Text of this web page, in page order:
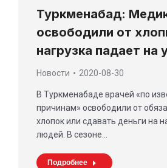
Туркменабад:
освободили от
нагрузка падает на
Новости 2020-08-30
В Туркменабаде врачей «по
причинам» освободили от
хлопок или сдавать деньги на
людей. В сезоне…
Подробнее